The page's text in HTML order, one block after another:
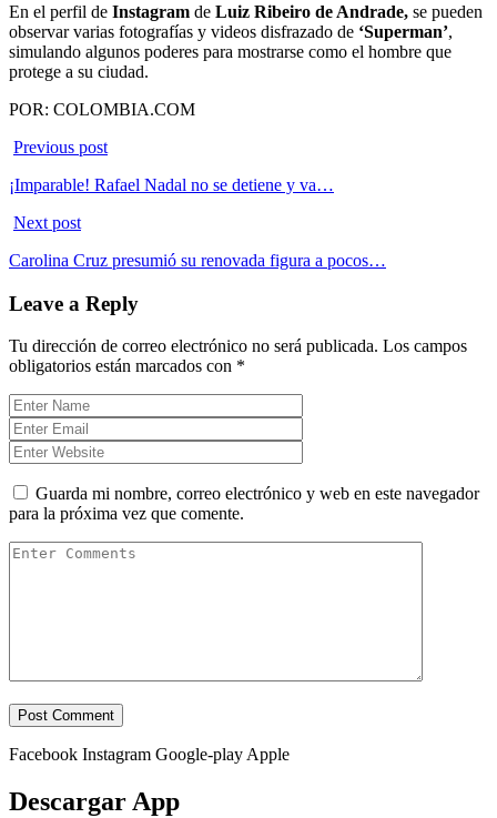
En el perfil de Instagram de Luiz Ribeiro de Andrade, se pueden
observar varias fotografías y videos disfrazado de ‘Superman’,
simulando algunos poderes para mostrarse como el hombre que
protege a su ciudad.
POR: COLOMBIA.COM
Previous post
¡Imparable! Rafael Nadal no se detiene y va…
Next post
Carolina Cruz presumió su renovada figura a pocos…
Leave a Reply
Tu dirección de correo electrónico no será publicada. Los campos
obligatorios están marcados con *
Guarda mi nombre, correo electrónico y web en este navegador
para la próxima vez que comente.
Facebook Instagram Google-play Apple
Descargar App